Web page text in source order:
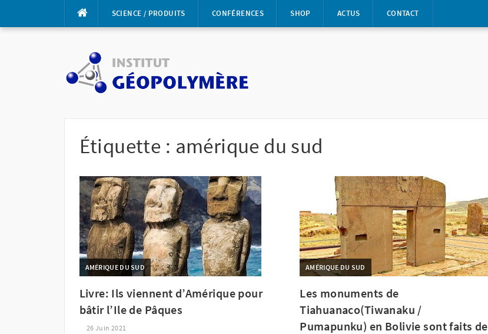
SCIENCE / PRODUITS CONFÉRENCES SHOP ACTUS CONTACT
Étiquette : amérique du sud
AMÉRIQUE DU SUD
Livre: Ils viennent d’Amérique pour
bâtir l’Ile de Pâques
26 Juin 2021
AMÉRIQUE DU SUD
Les monuments de
Tiahuanaco(Tiwanaku /
Pumapunku) en Bolivie sont faits de